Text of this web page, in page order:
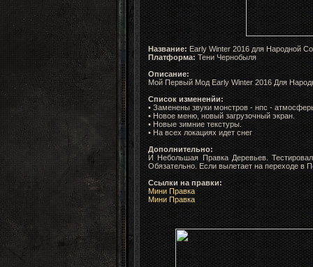
Название:Early Winter 2016 для Народной
Платформа: Тени Чернобыля
Описание:
Мой Первый Мод Early Winter 2016 Для
Список измененйи:
• Заменены звуки монстров - нпс -
• Новое меню, новый загрузочный экран.
• Новые зимние текстуры.
• На всех локациях идет снег
Дополнительно:
И Небольшая Правка Деревьев.
Обязательно. Если вылетает на переходе в
Ссылки на правки:
Мини Правка
Мини Правка